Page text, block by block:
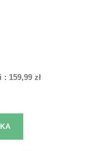
: 159,99 zł